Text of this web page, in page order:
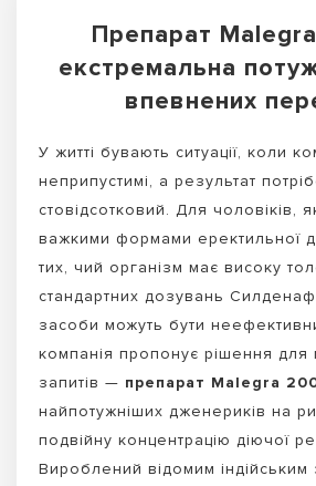
Препарат
екстремальна
впевнених
У житті бувають ситуації, коли
неприпустимі, а результат
стовідсотковий. Для чоловіків,
важкими формами еректильної
тих, чий організм має високу
стандартних дозувань
засоби можуть бути
компанія пропонує рішення для
запитів — препарат Malegra
найпотужніших дженериків на
подвійну концентрацію діючої
Вироблений відомим